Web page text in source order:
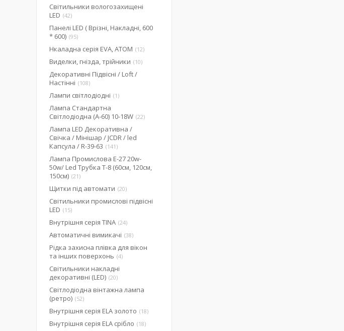
Світильники вологозахищені
LED 42
Панелі LED ( Врізні, Накладні, 600
* 600) 95
Нкаладна серія EVA, ATOM 12
Виделки, гнізда, трійники 10
Декоративні Підвісні / Loft /
Настінні
108
Лампи світлодіодні 1
Лампа Стандартна
Світлодіодна (А-60) 10-18W 22
Лампа LED Декоративна /
Свічка / Мінішар / JCDR / led
Капсула / R-39-63
141
Лампа Промислова Е-27 20w-
50w/ Led Трубка Т-8 (60см, 120см,
150см) 21
Щитки під автомати 20
Світильники промислові підвісні
LED
15
Внутрішня серія TINA 24
Автоматичні вимикачі 38
Рідка захисна плівка для вікон
та інших поверхонь 4
Світильники накладні
декоративні (LED) 20
Світлодіодна вінтажна лампа
(ретро) 52
Внутрішня серія ELA золото 18
Внутрішня серія ELA срібло 18